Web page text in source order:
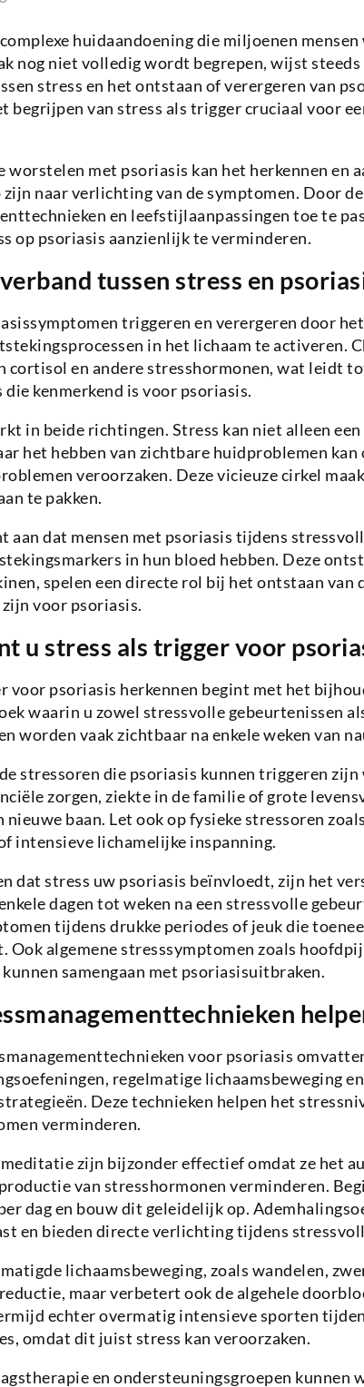
huidaandoening die miljoenen
nog niet volledig wordt begrepen, wijst steeds
stress en het ontstaan of verergeren van
begrijpen van stress als trigger cruciaal voor
worstelen met psoriasis kan het herkennen en
naar verlichting van de symptomen. Door
en leefstijlaanpassingen toe te
op psoriasis aanzienlijk te verminderen.
tussen stress en
triggeren en verergeren door
in het lichaam te activeren.
cortisol en andere stresshormonen, wat leidt
kenmerkend is voor psoriasis.
in beide richtingen. Stress kan niet alleen
het hebben van zichtbare huidproblemen
veroorzaken. Deze vicieuze cirkel
te pakken.
aan dat mensen met psoriasis tijdens
in hun bloed hebben. Deze
spelen een directe rol bij het ontstaan van
voor psoriasis.
u stress als trigger voor
voor psoriasis herkennen begint met het
waarin u zowel stressvolle gebeurtenissen
worden vaak zichtbaar na enkele weken van
stressoren die psoriasis kunnen triggeren
zorgen, ziekte in de familie of grote
nieuwe baan. Let ook op fysieke stressoren
intensieve lichamelijke inspanning.
dat stress uw psoriasis beïnvloedt, zijn het
dagen tot weken na een stressvolle
tijdens drukke periodes of jeuk die
Ook algemene stresssymptomen zoals
samengaan met psoriasisuitbraken.
voor psoriasis
regelmatige lichaamsbeweging
Deze technieken helpen het
verminderen.
zijn bijzonder effectief omdat ze het
van stresshormonen verminderen.
dag en bouw dit geleidelijk op.
en bieden directe verlichting tijdens
lichaamsbeweging, zoals wandelen,
maar verbetert ook de algehele
echter overmatig intensieve sporten
omdat dit juist stress kan veroorzaken.
en ondersteuningsgroepen kunnen